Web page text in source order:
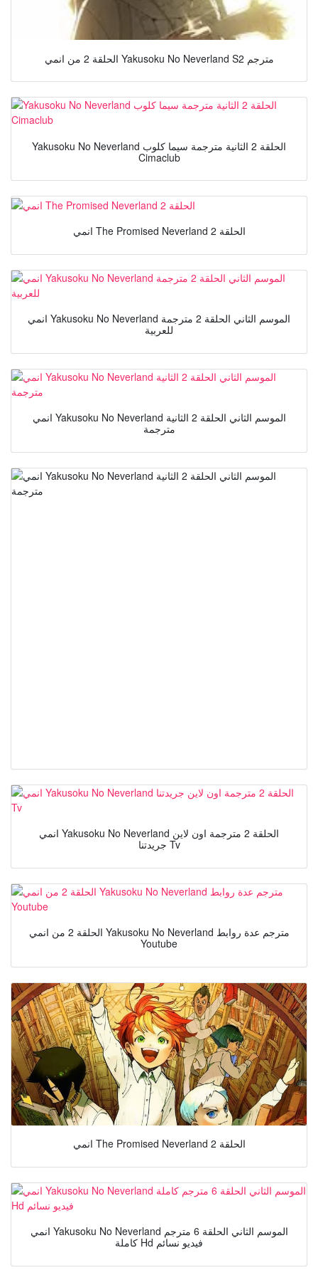
الحلقة 2 من انمي Yakusoku No Neverland S2 مترجم
Yakusoku No Neverland الحلقة 2 الثانية مترجمة سيما كلوب
Cimaclub
انمي The Promised Neverland الحلقة 2
انمي Yakusoku No Neverland الموسم الثاني الحلقة 2 مترجمة
للعربية
انمي Yakusoku No Neverland الموسم الثاني الحلقة 2 الثانية
مترجمة
انمي Yakusoku No Neverland الحلقة 2 مترجمة اون لاين
جريدتنا Tv
الحلقة 2 من انمي Yakusoku No Neverland مترجم عدة روابط
Youtube
انمي The Promised Neverland الحلقة 2
انمي Yakusoku No Neverland الموسم الثاني الحلقة 6 مترجم
كاملة Hd فيديو نسائم